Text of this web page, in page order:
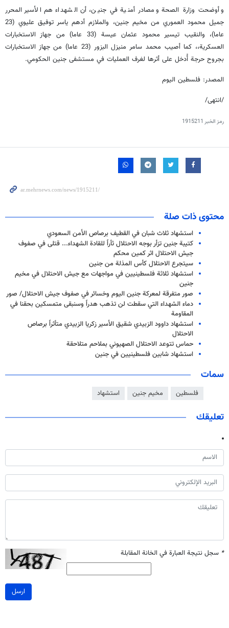
وأوضحت وزارة الصحة ومصادر أمنية في جنين، أن الشهداء هم الأسير المحرر
جميل محمود العموري من مخيم جنين، والملازم أدهم ياسر توفيق عليوي (23
عاما)، والنقيب تيسير محمود عثمان عيسة (33 عاما) من جهاز الاستخبارات
العسكرية،، كما أصيب محمد سامر منيزل البزور (23 عاما) من جهاز الاستخبارات
بجروح حرجة أُدخل على أثرها لغرف العمليات في مستشفى جنين الحكومي.
المصدر: فلسطين اليوم
/انتهى/
رمز الخبر 1915211
محتوى ذات صلة
استشهاد ثلاث شبان في القطيف برصاص الأمن السعودي
كتيبة جنين تزأر بوجه الاحتلال ثأراً للقادة الشهداء... قتلى في صفوف
جيش الاحتلال اثر كمين محكم
سيتجرع الاحتلال كأس المذلة من جنين
استشهاد ثلاثة فلسطينيين في مواجهات مع جيش الاحتلال في مخيم
جنين
صور متفرقة لمعركة جنين اليوم وخسائر في صفوف جيش الاحتلال/ صور
دماء الشهداء التي سقطت لن تذهب هدراً وسنبقى متمسكين بحقنا في
المقاومة
استشهاد داوود الزبيدي شقيق الأسير زكريا الزبيدي متأثراً برصاص
الاحتلال
حماس تتوعد الاحتلال الصهيوني بملاحم متلاحقة
استشهاد شابين فلسطينيين في جنين
سمات
فلسطين مخيم جنين استشهاد
تعليقك
* سجل نتيجة العبارة في الخانة المقابلة
ارسل